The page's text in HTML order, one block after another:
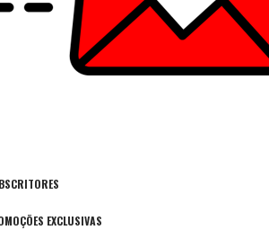
EXCLUSIVAS